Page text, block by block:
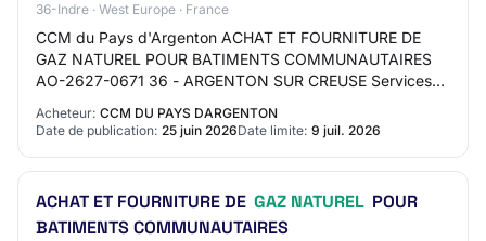
36-Indre · West Europe · France
CCM du Pays d'Argenton ACHAT ET FOURNITURE DE
GAZ NATUREL POUR BATIMENTS COMMUNAUTAIRES
AO-2627-0671 36 - ARGENTON SUR CREUSE Services
réponse :…
Acheteur: CCM DU PAYS DARGENTON
Date de publication: 25 juin 2026Date limite: 9 juil. 2026
ACHAT ET FOURNITURE DE GAZ NATUREL POUR
BATIMENTS COMMUNAUTAIRES